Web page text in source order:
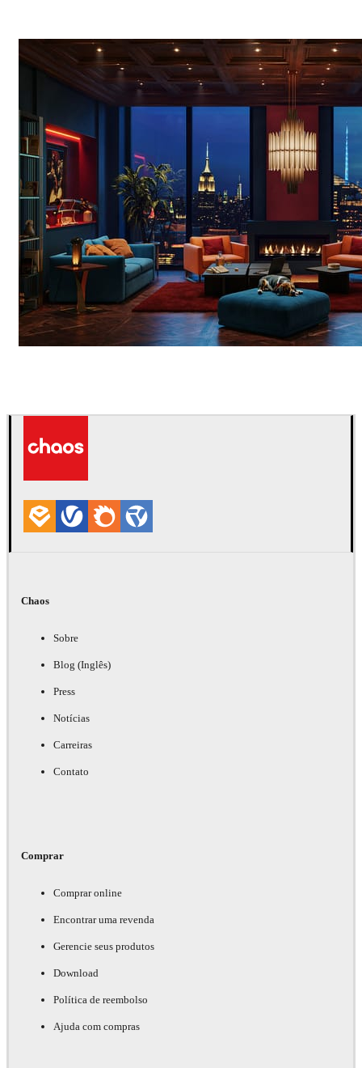
Chaos
Sobre
Blog (Inglês)
Press
Notícias
Carreiras
Contato
Comprar
Comprar online
Encontrar uma revenda
Gerencie seus produtos
Download
Política de reembolso
Ajuda com compras